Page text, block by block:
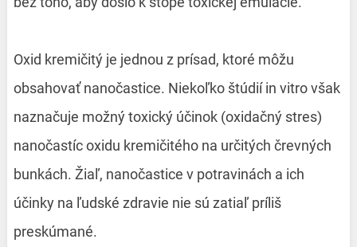
Oxid kremičitý je jednou z prísad, ktoré môžu
obsahovať nanočastice. Niekoľko štúdií in vitro však
naznačuje možný toxický účinok (oxidačný stres)
nanočastíc oxidu kremičitého na určitých črevných
bunkách. Žiaľ, nanočastice v potravinách a ich
účinky na ľudské zdravie nie sú zatiaľ príliš
preskúmané.